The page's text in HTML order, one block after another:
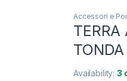
Accessori e
TERRA
Availability:3